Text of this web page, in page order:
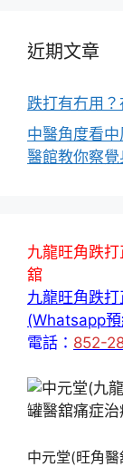
近期文章
跌打有冇用
中醫角度看
醫館教你察
九龍旺角跌
舘
九龍旺角跌
(Whatsapp
電話： 852-
中元堂(旺角